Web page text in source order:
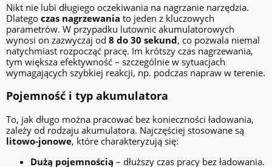
Nikt nie lubi długiego oczekiwania na nagrzanie narzędzia.
Dlatego czas nagrzewania to jeden z kluczowych
parametrów. W przypadku lutownic akumulatorowych
wynosi on zazwyczaj od 8 do 30 sekund, co pozwala niemal
natychmiast rozpocząć pracę. Im krótszy czas nagrzewania,
tym większa efektywność – szczególnie w sytuacjach
wymagających szybkiej reakcji, np. podczas napraw w terenie.
Pojemność i typ akumulatora
To, jak długo można pracować bez konieczności ładowania,
zależy od rodzaju akumulatora. Najczęściej stosowane są
litowo-jonowe, które charakteryzują się:
Dużą pojemnością – dłuższy czas pracy bez ładowania.